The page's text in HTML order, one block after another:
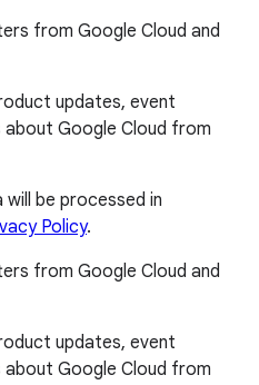
from Google Cloud and
updates, event
Google Cloud from
be processed in
Policy.
from Google Cloud and
updates, event
Google Cloud from